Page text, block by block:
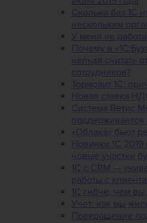
Сколько баз 1C
нескольким
У меня не
Почему в
нельзя считать
сотрудников?
Тормозит 1C:
Новая ставка
Система Ветис
поддерживается
«Облака» бьют
Новинки 1С 2019
новые участки
1С с CRM —
работы с
1С гибче, чем вы
Учет: как мы
Прекращение